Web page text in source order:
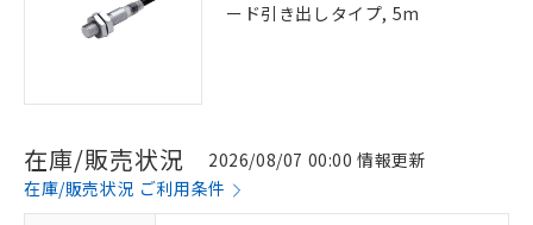
ード引き出しタイプ, 5m
在庫/販売状況
2026/08/07 00:00 情報更新
在庫/販売状況 ご利用条件